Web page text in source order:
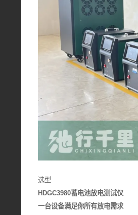
选型
HDGC3980蓄电池放电测试仪
一台设备满足你所有放电需求